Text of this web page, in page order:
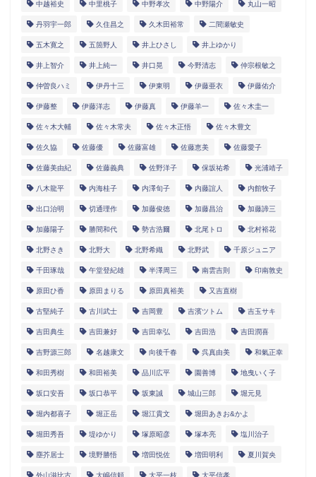
中越裕史 中里桃子 中野孝次 中野陽介 丸山一昭
丹羽宇一郎 久住昌之 久木田裕常 二間瀬敏史
五木寛之 五箇野人 井上ひさし 井上ゆかり
井上智介 井上純一 井口晃 今野清志 仲宗根敏之
仲曽良ハミ 伊丹十三 伊東明 伊藤亜衣 伊藤佑介
伊藤整 伊藤洋志 伊藤真 伊藤羊一 佐々木圭一
佐々木大輔 佐々木常夫 佐々木正悟 佐々木豊文
佐久協 佐藤優 佐藤富雄 佐藤恵美 佐藤愛子
佐藤美由紀 佐藤義典 佐野洋子 保坂祐希 光浦靖子
八木龍平 内海桂子 内澤旬子 内藤誼人 内館牧子
出口治明 切通理作 加藤俊徳 加藤昌治 加藤諦三
加藤陽子 勝間和代 勢古浩爾 北尾トロ 北村裕花
北野さき 北野大 北野希織 北野武 千原ジュニア
千田琢哉 午堂登紀雄 半澤周三 南雲吉則 印南敦史
原田ひ香 原田まりる 原田真裕美 又吉直樹
古堅純子 古川武士 吉岡豊 吉濱ツトム 吉玉サキ
吉田典生 吉田兼好 吉田幸弘 吉田浩 吉田潤喜
吉野源三郎 名越康文 向後千春 呉真由美 和氣正幸
和田秀樹 和田裕美 品川広平 園善博 地曳いく子
坂口安吾 坂口恭平 坂東誠 城山三郎 堀元見
堀内都喜子 堀正岳 堀江貴文 堀田あきお&かよ
堀田秀吾 堤ゆかり 塚原昭彦 塚本亮 塩川治子
塵芥居士 境野勝悟 増田悦佐 増田明利 夏川賀央